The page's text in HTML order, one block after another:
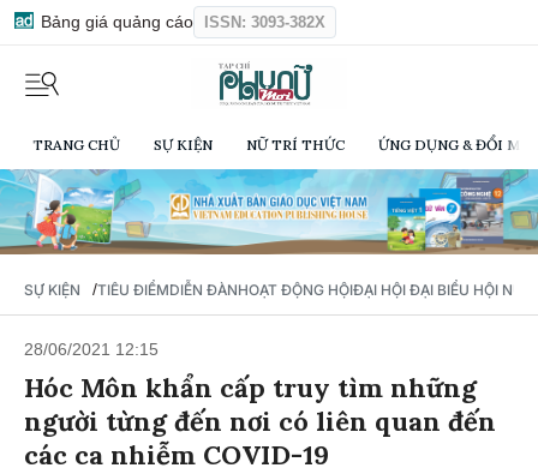
Bảng giá quảng cáo ISSN: 3093-382X
TRANG CHỦ SỰ KIỆN NỮ TRÍ THỨC ỨNG DỤNG & ĐỔI
SỰ KIỆN /TIÊU ĐIỂMDIỄN ĐÀNHOẠT ĐỘNG HỘIĐẠI HỘI ĐẠI BIỂU HỘI NỮ
28/06/2021 12:15
Hóc Môn khẩn cấp truy tìm những
người từng đến nơi có liên quan đến
các ca nhiễm COVID-19